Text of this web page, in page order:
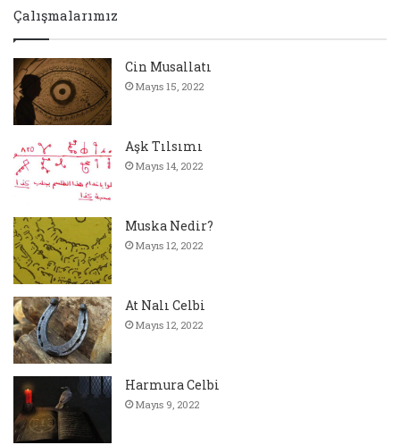
Çalışmalarımız
Cin Musallatı
Mayıs 15, 2022
Aşk Tılsımı
Mayıs 14, 2022
Muska Nedir?
Mayıs 12, 2022
At Nalı Celbi
Mayıs 12, 2022
Harmura Celbi
Mayıs 9, 2022